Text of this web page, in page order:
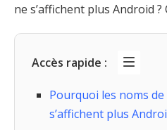
ne s’affichent plus Android
Accès rapide :
Pourquoi les noms
s’affichent plus